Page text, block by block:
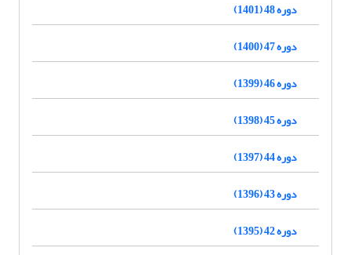
دوره 48 (1401)
دوره 47 (1400)
دوره 46 (1399)
دوره 45 (1398)
دوره 44 (1397)
دوره 43 (1396)
دوره 42 (1395)